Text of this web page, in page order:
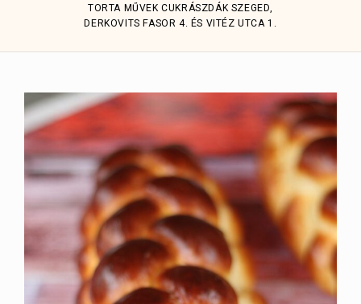
TORTA MŰVEK CUKRÁSZDÁK SZEGED,
DERKOVITS FASOR 4. ÉS VITÉZ UTCA 1.